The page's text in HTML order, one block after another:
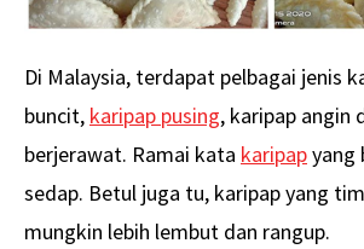
Di Malaysia, terdapat pelbagai jenis
buncit, karipap pusing, karipap angin
berjerawat. Ramai kata karipapyang
sedap. Betul juga tu, karipap yang
mungkin lebih lembut dan rangup.